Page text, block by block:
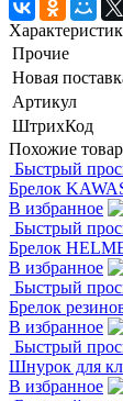
Прочие
Новая
Артикул
ШтрихКод
Похожие
Быстрый
Брелок
В избранное
Быстрый
Брелок
В избранное
Быстрый
Брелок
В избранное
Быстрый
Шнурок для
В избранное